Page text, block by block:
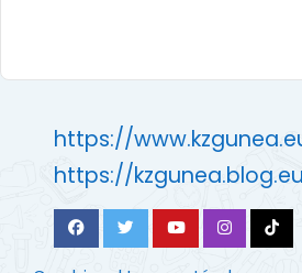
https://
https://